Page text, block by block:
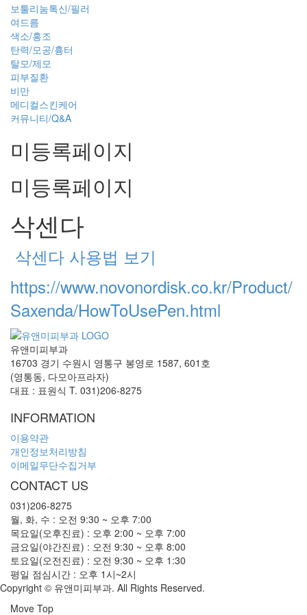
보툴리눔톡신/필러
여드름
색소/홍조
탄력/모공/흉터
탈모/제모
피부질환
비만
메디컬스킨케어
커뮤니티/Q&A
미등록페이지
미등록페이지
삭센다
삭센다 사용법 보기
https://www.novonordisk.co.kr/Product/
Saxenda/HowToUsePen.html
유앤미피부과
16703 경기 수원시 영통구 봉영로 1587, 601호
(영통동, 다모아프라자)
대표 : 표원식 T. 031)206-8275
INFORMATION
이용약관
개인정보처리방침
이메일무단수집거부
CONTACT US
031)206-8275
월, 화, 수 : 오전 9:30 ~ 오후 7:00
목요일(오후진료) : 오후 2:00 ~ 오후 7:00
금요일(야간진료) : 오전 9:30 ~ 오후 8:00
토요일(오전진료) : 오전 9:30 ~ 오후 1:30
평일 점심시간 : 오후 1시~2시
Copyright © 유앤미피부과. All Rights Reserved.
Move Top